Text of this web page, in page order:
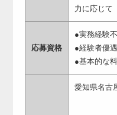
力に応じて
応募資格
●実務経験
●経験者優遇
●基本的な
愛知県名古